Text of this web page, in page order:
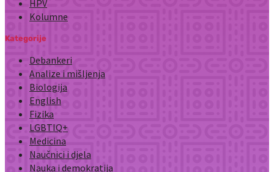
HPV
Kolumne
Kategorije
Debankeri
Analize i mišljenja
Biologija
English
Fizika
LGBTIQ+
Medicina
Naučnici i djela
Nauka i demokratija